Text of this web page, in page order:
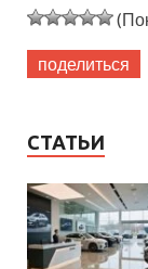
поделиться
СТАТЬИ